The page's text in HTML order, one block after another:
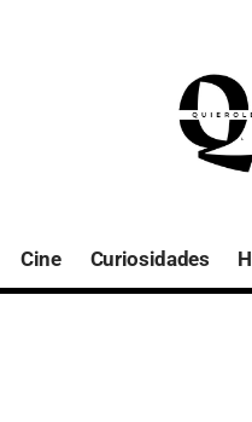
Cine Curiosidades